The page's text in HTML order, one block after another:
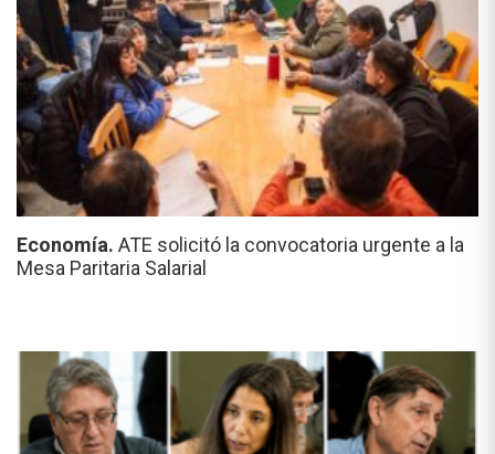
Economía. ATE solicitó la convocatoria urgente a la
Mesa Paritaria Salarial